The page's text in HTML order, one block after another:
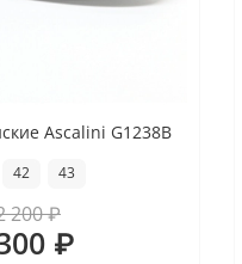
Ascalini G1238B
42 43
200 ₽
₽